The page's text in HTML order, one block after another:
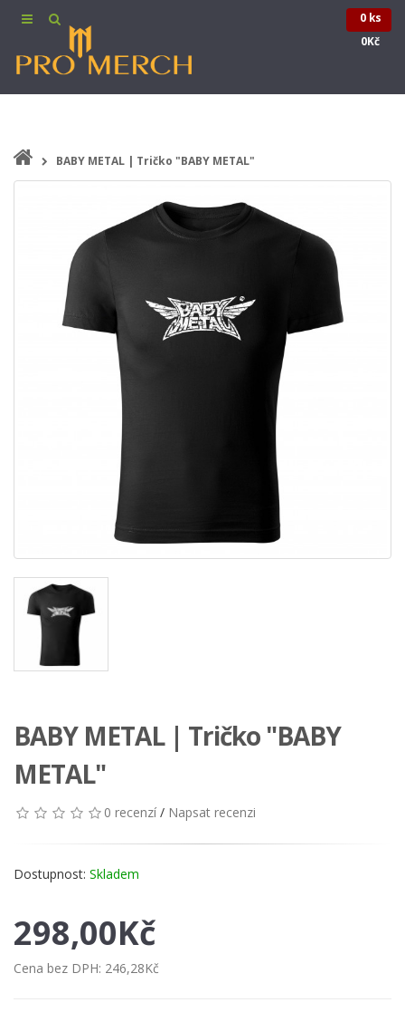
0 ks
0Kč
BABY METAL | Tričko "BABY METAL"
BABY METAL | Tričko "BABY
METAL"
0 recenzí / Napsat recenzi
Dostupnost: Skladem
298,00Kč
Cena bez DPH: 246,28Kč